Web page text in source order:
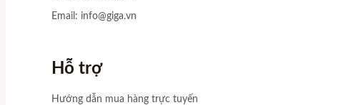
Email: info@giga.vn
Hỗ trợ
Hướng dẫn mua hàng trực tuyến